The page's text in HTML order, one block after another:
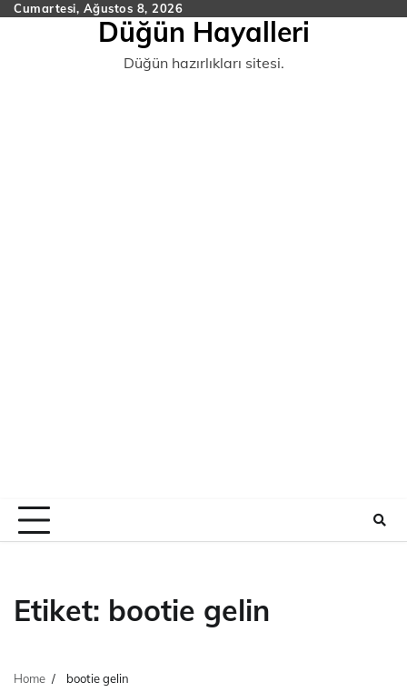
SkipCumartesi, Ağustos 8, 2026
Düğün Hayalleri
Düğün hazırlıkları sitesi.
Etiket: bootie gelin
Home bootie gelin